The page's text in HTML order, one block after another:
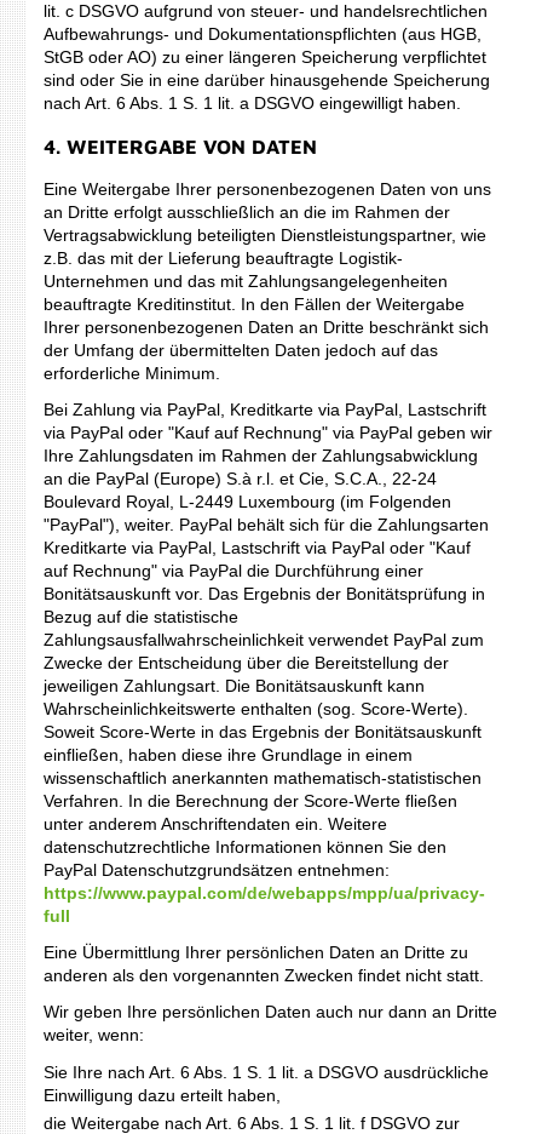
lit. c DSGVO aufgrund von steuer- und handelsrechtlichen
Aufbewahrungs- und Dokumentationspflichten (aus HGB,
StGB oder AO) zu einer längeren Speicherung verpflichtet
sind oder Sie in eine darüber hinausgehende Speicherung
nach Art. 6 Abs. 1 S. 1 lit. a DSGVO eingewilligt haben.
4. WEITERGABE VON DATEN
Eine Weitergabe Ihrer personenbezogenen Daten von uns
an Dritte erfolgt ausschließlich an die im Rahmen der
Vertragsabwicklung beteiligten Dienstleistungspartner, wie
z.B. das mit der Lieferung beauftragte Logistik-
Unternehmen und das mit Zahlungsangelegenheiten
beauftragte Kreditinstitut. In den Fällen der Weitergabe
Ihrer personenbezogenen Daten an Dritte beschränkt sich
der Umfang der übermittelten Daten jedoch auf das
erforderliche Minimum.
Bei Zahlung via PayPal, Kreditkarte via PayPal, Lastschrift
via PayPal oder "Kauf auf Rechnung" via PayPal geben wir
Ihre Zahlungsdaten im Rahmen der Zahlungsabwicklung
an die PayPal (Europe) S.à r.l. et Cie, S.C.A., 22-24
Boulevard Royal, L-2449 Luxembourg (im Folgenden
"PayPal"), weiter. PayPal behält sich für die Zahlungsarten
Kreditkarte via PayPal, Lastschrift via PayPal oder "Kauf
auf Rechnung" via PayPal die Durchführung einer
Bonitätsauskunft vor. Das Ergebnis der Bonitätsprüfung in
Bezug auf die statistische
Zahlungsausfallwahrscheinlichkeit verwendet PayPal zum
Zwecke der Entscheidung über die Bereitstellung der
jeweiligen Zahlungsart. Die Bonitätsauskunft kann
Wahrscheinlichkeitswerte enthalten (sog. Score-Werte).
Soweit Score-Werte in das Ergebnis der Bonitätsauskunft
einfließen, haben diese ihre Grundlage in einem
wissenschaftlich anerkannten mathematisch-statistischen
Verfahren. In die Berechnung der Score-Werte fließen
unter anderem Anschriftendaten ein. Weitere
datenschutzrechtliche Informationen können Sie den
PayPal Datenschutzgrundsätzen entnehmen:
https://www.paypal.com/de/webapps/mpp/ua/privacy-
full
Eine Übermittlung Ihrer persönlichen Daten an Dritte zu
anderen als den vorgenannten Zwecken findet nicht statt.
Wir geben Ihre persönlichen Daten auch nur dann an Dritte
weiter, wenn:
Sie Ihre nach Art. 6 Abs. 1 S. 1 lit. a DSGVO ausdrückliche
Einwilligung dazu erteilt haben,
die Weitergabe nach Art. 6 Abs. 1 S. 1 lit. f DSGVO zur